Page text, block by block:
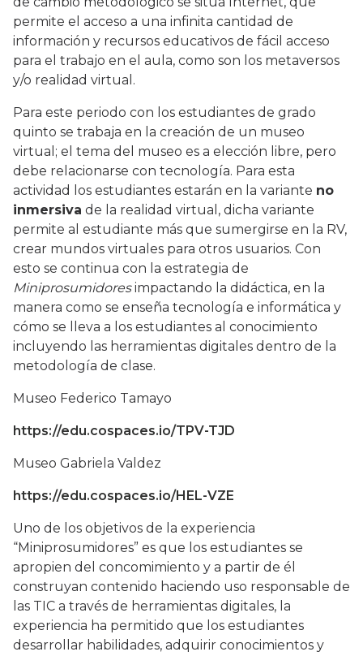
permite el acceso a una infinita cantidad de
información y recursos educativos de fácil acceso
para el trabajo en el aula, como son los metaversos
y/o realidad virtual.
Para este periodo con los estudiantes de grado
quinto se trabaja en la creación de un museo
virtual; el tema del museo es a elección libre, pero
debe relacionarse con tecnología. Para esta
actividad los estudiantes estarán en la variante no
inmersiva de la realidad virtual, dicha variante
permite al estudiante más que sumergirse en la RV,
crear mundos virtuales para otros usuarios. Con
esto se continua con la estrategia de
Miniprosumidoresimpactando la didáctica, en la
manera como se enseña tecnología e informática y
cómo se lleva a los estudiantes al conocimiento
incluyendo las herramientas digitales dentro de la
metodología de clase.
Museo Federico Tamayo
https://edu.cospaces.io/TPV-TJD
Museo Gabriela Valdez
https://edu.cospaces.io/HEL-VZE
Uno de los objetivos de la experiencia
“Miniprosumidores” es que los estudiantes se
apropien del concomimiento y a partir de él
construyan contenido haciendo uso responsable de
las TIC a través de herramientas digitales, la
experiencia ha permitido que los estudiantes
desarrollar habilidades, adquirir conocimientos y